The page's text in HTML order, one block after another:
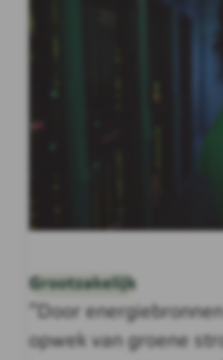
Grootzakelijk
“Door
opwek van groene